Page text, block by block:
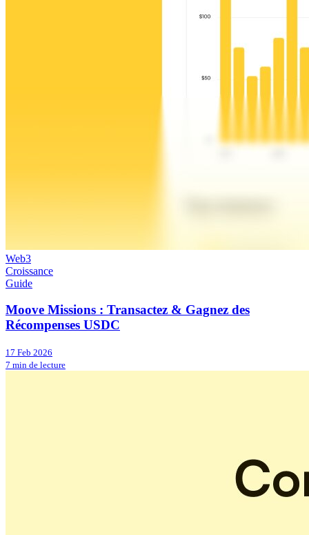
Web3
Croissance
Guide
Moove Missions : Transactez & Gagnez des
Récompenses USDC
17 Feb 2026
7 min de lecture